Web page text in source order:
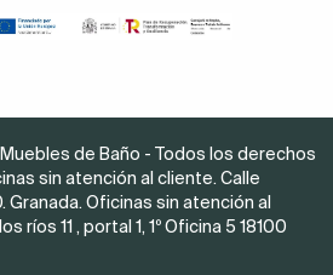
de Baño - Todos los derechos
sin atención al cliente. Calle
Granada. Oficinas sin atención al
ríos 11 , portal 1, 1º Oficina 5 18100